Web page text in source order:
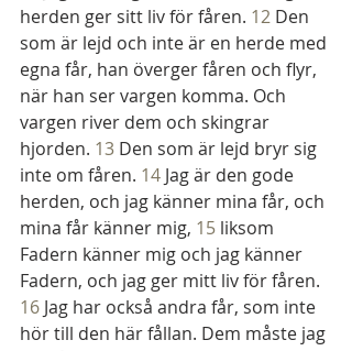
herden ger sitt liv för fåren. 12 Den
som är lejd och inte är en herde med
egna får, han överger fåren och flyr,
när han ser vargen komma. Och
vargen river dem och skingrar
hjorden. 13 Den som är lejd bryr sig
inte om fåren. 14 Jag är den gode
herden, och jag känner mina får, och
mina får känner mig, 15 liksom
Fadern känner mig och jag känner
Fadern, och jag ger mitt liv för fåren.
16 Jag har också andra får, som inte
hör till den här fållan. Dem måste jag